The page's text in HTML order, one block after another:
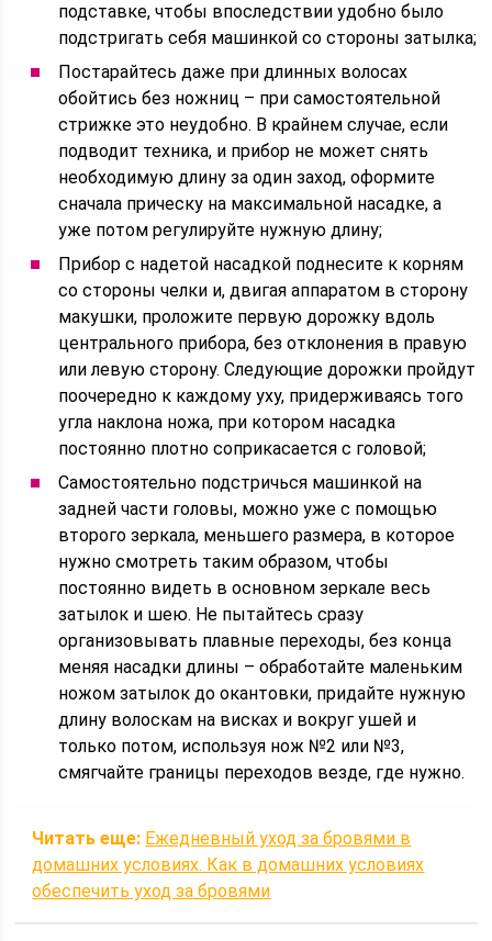
подставке, чтобы впоследствии удобно было
подстригать себя машинкой со стороны затылка;
Постарайтесь даже при длинных волосах
обойтись без ножниц – при самостоятельной
стрижке это неудобно. В крайнем случае, если
подводит техника, и прибор не может снять
необходимую длину за один заход, оформите
сначала прическу на максимальной насадке, а
уже потом регулируйте нужную длину;
Прибор с надетой насадкой поднесите к корням
со стороны челки и, двигая аппаратом в сторону
макушки, проложите первую дорожку вдоль
центрального прибора, без отклонения в правую
или левую сторону. Следующие дорожки пройдут
поочередно к каждому уху, придерживаясь того
угла наклона ножа, при котором насадка
постоянно плотно соприкасается с головой;
Самостоятельно подстричься машинкой на
задней части головы, можно уже с помощью
второго зеркала, меньшего размера, в которое
нужно смотреть таким образом, чтобы
постоянно видеть в основном зеркале весь
затылок и шею. Не пытайтесь сразу
организовывать плавные переходы, без конца
меняя насадки длины – обработайте маленьким
ножом затылок до окантовки, придайте нужную
длину волоскам на висках и вокруг ушей и
только потом, используя нож №2 или №3,
смягчайте границы переходов везде, где нужно.
Читать еще: Ежедневный уход за бровями в
домашних условиях. Как в домашних условиях
обеспечить уход за бровями